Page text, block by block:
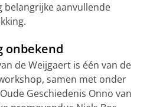
belangrijke aanvullende
onbekend
de Weijgaert is één van de
samen met onder
Geschiedenis Onno van